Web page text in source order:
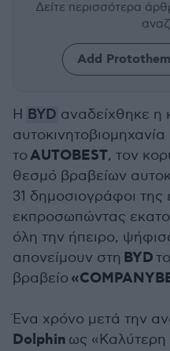
Δείτε περισσότερα
Add
Η BYD αναδείχθηκε η
τοAUTOBEST, τον
θεσμό βραβείων
31 δημοσιογράφοι της
εκπροσωπώντας
όλη την ήπειρο,
απονείμουν στη BYDτο
βραβείο
Ένα χρόνο μετά την
Dolphin ως «Καλύτερη